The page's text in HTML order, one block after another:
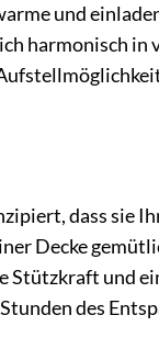
und
harmonisch
dass sie
Decke
Stützkraft und
des